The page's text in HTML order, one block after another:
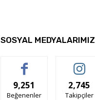
SOSYAL MEDYALARIMIZ
9,251
Beğenenler
2,745
Takipçiler